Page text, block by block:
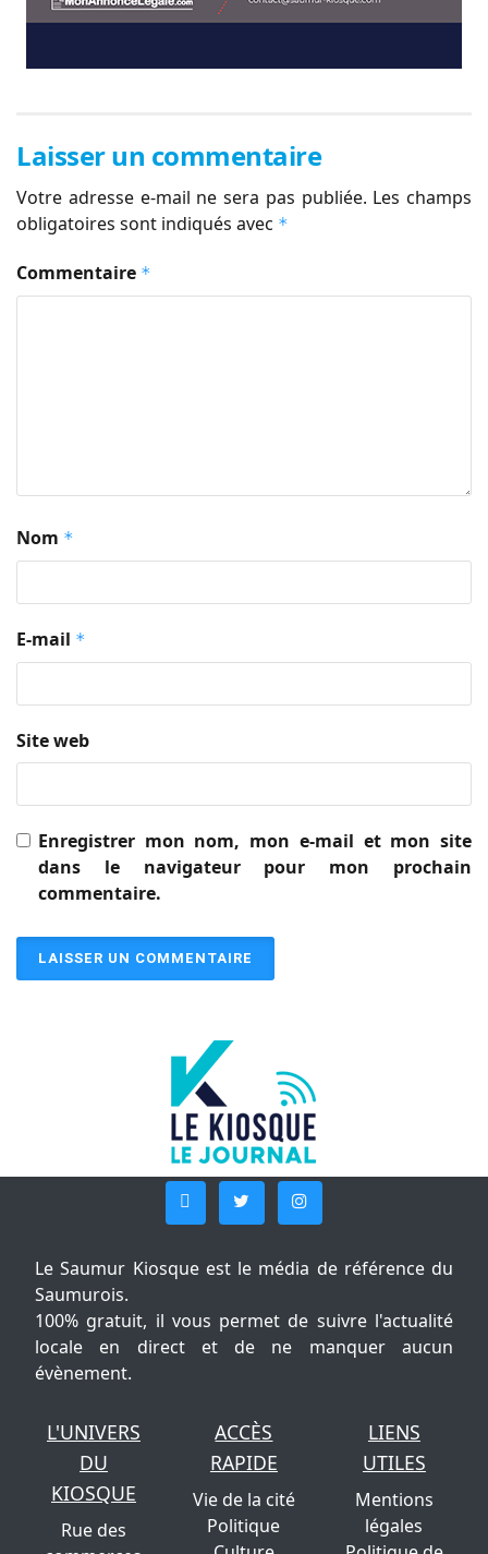
Laisser un commentaire
Votre adresse e-mail ne sera pas publiée. Les champs
obligatoires sont indiqués avec *
Commentaire *
Nom *
E-mail *
Site web
Enregistrer mon nom, mon e-mail et mon site
dans le navigateur pour mon prochain
commentaire.
Le Saumur Kiosque est le média de référence du
Saumurois.
100% gratuit, il vous permet de suivre l'actualité
locale en direct et de ne manquer aucun
évènement.
L'UNIVERS
DU
KIOSQUE
Rue des
ACCÈS
RAPIDE
Vie de la cité
Politique
LIENS
UTILES
Mentions
légales